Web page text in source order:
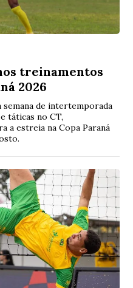
treinamentos
2026
semana de intertemporada
táticas no CT,
a estreia na Copa Paraná